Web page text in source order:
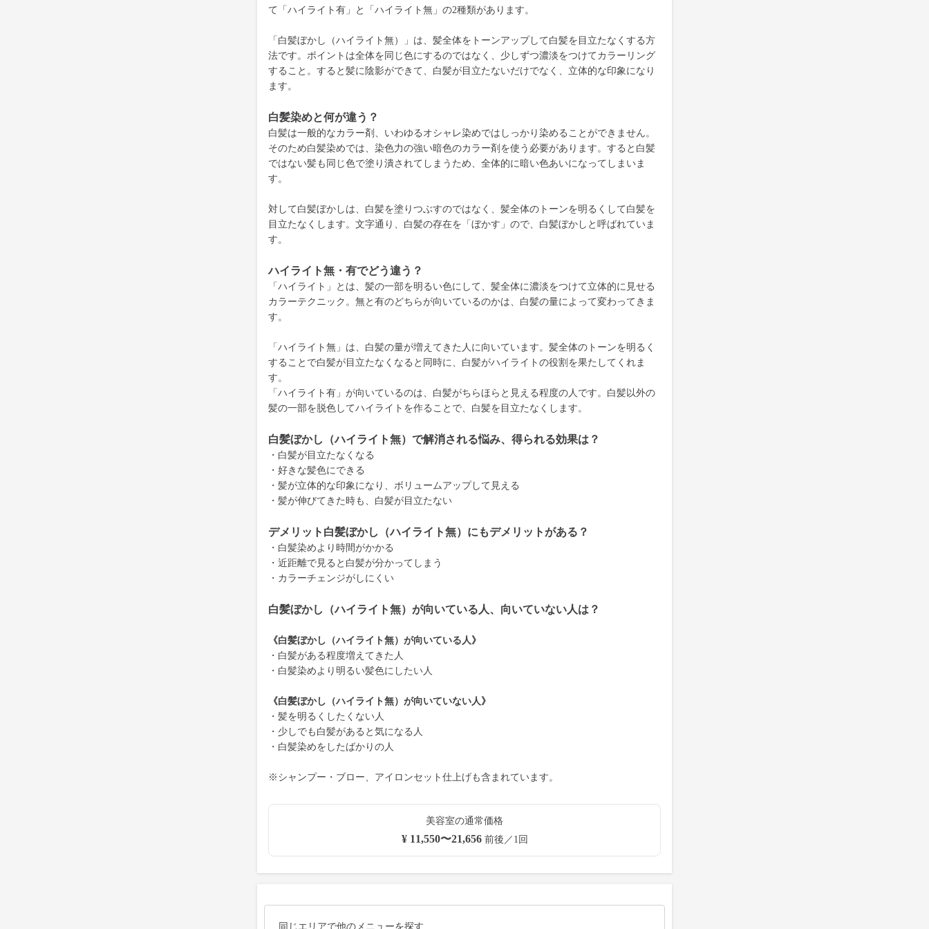
て「ハイライト有」と「ハイライト無」の2種類があります。
「白髪ぼかし（ハイライト無）」は、髪全体をトーンアップして白髪を目立たなくする方
法です。ポイントは全体を同じ色にするのではなく、少しずつ濃淡をつけてカラーリング
すること。すると髪に陰影ができて、白髪が目立たないだけでなく、立体的な印象になり
ます。
白髪染めと何が違う？
白髪は一般的なカラー剤、いわゆるオシャレ染めではしっかり染めることができません。
そのため白髪染めでは、染色力の強い暗色のカラー剤を使う必要があります。すると白髪
ではない髪も同じ色で塗り潰されてしまうため、全体的に暗い色あいになってしまいま
す。
対して白髪ぼかしは、白髪を塗りつぶすのではなく、髪全体のトーンを明るくして白髪を
目立たなくします。文字通り、白髪の存在を「ぼかす」ので、白髪ぼかしと呼ばれていま
す。
ハイライト無・有でどう違う？
「ハイライト」とは、髪の一部を明るい色にして、髪全体に濃淡をつけて立体的に見せる
カラーテクニック。無と有のどちらが向いているのかは、白髪の量によって変わってきま
す。
「ハイライト無」は、白髪の量が増えてきた人に向いています。髪全体のトーンを明るく
することで白髪が目立たなくなると同時に、白髪がハイライトの役割を果たしてくれま
す。
「ハイライト有」が向いているのは、白髪がちらほらと見える程度の人です。白髪以外の
髪の一部を脱色してハイライトを作ることで、白髪を目立たなくします。
白髪ぼかし（ハイライト無）で解消される悩み、得られる効果は？
・白髪が目立たなくなる
・好きな髪色にできる
・髪が立体的な印象になり、ボリュームアップして見える
・髪が伸びてきた時も、白髪が目立たない
デメリット白髪ぼかし（ハイライト無）にもデメリットがある？
・白髪染めより時間がかかる
・近距離で見ると白髪が分かってしまう
・カラーチェンジがしにくい
白髪ぼかし（ハイライト無）が向いている人、向いていない人は？
《白髪ぼかし（ハイライト無）が向いている人》
・白髪がある程度増えてきた人
・白髪染めより明るい髪色にしたい人
《白髪ぼかし（ハイライト無）が向いていない人》
・髪を明るくしたくない人
・少しでも白髪があると気になる人
・白髪染めをしたばかりの人
※シャンプー・ブロー、アイロンセット仕上げも含まれています。
美容室の通常価格
¥ 11,550〜21,656前後／1回
同じエリアで他のメニューを探す